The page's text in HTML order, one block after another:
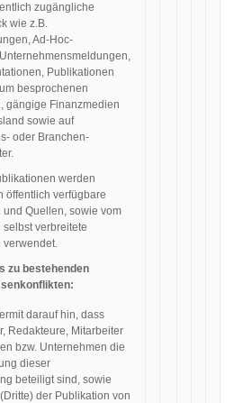
zugängliche
wie z.B.
Ad-Hoc-
Publikationen
besprochenen
gängige Finanzmedien
sowie auf
oder Branchen-
werden
öffentlich verfügbare
und Quellen, sowie vom
selbst verbreitete
verwendet.
zu bestehenden
darauf hin, dass
Redakteure, Mitarbeiter
bzw. Unternehmen die
dieser
beteiligt sind, sowie
der Publikation von